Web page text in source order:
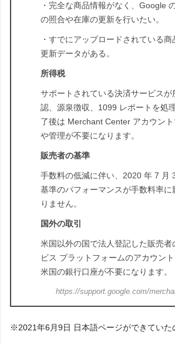
・完全な商品情報がなく、Google
の照合や在庫の更新を行いたい。
・すでにアップロードされている
更新データがある。
所得税
サポートされている決済サービス
認、源泉徴収、1099 レポートを処
了後は Merchant Center アカウン
や管理が不要になります。
販売者の基準
手数料の低減に伴い、2020 年 7 月
基準のパフォーマンスが手数料率に
りません。
国外の取引
米国以外の国で法人登記した販売者
ビス プラットフォームのアカウント
米国の銀行口座が不要になります。
https://support.google.com/
※2021年6月9日 日本語ページができていた